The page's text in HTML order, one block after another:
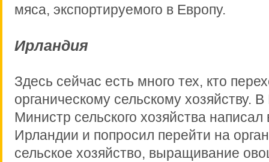
мяса, экспортируемого в Европу.
Ирландия
Здесь сейчас есть много тех, кто
органическому сельскому хозяйству.
Министр сельского хозяйства
Ирландии и попросил перейти на
сельское хозяйство, выращивание